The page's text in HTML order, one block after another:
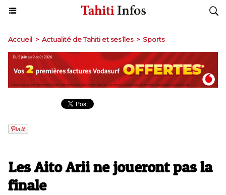
Accueil > Actualité de Tahiti et ses îles > Sports
Les Aito Arii ne joueront pas la
finale